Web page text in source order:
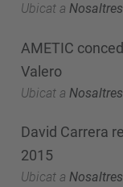
Ubicat a Nosaltres
AMETIC
Valero
Ubicat a Nosaltres
David Carrera
2015
Ubicat a Nosaltres